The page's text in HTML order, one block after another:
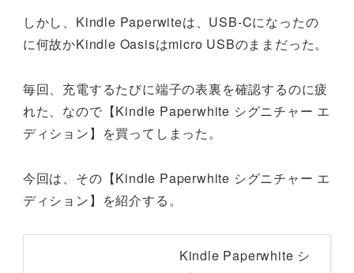
しかし、Kindle Paperwiteは、USB-Cになったの
に何故かKindle Oasisはmicro USBのままだった。
毎回、充電するたびに端子の表裏を確認するのに疲
れた、なので【Kindle Paperwhite シグニチャー エ
ディション】を買ってしまった。
今回は、その【Kindle Paperwhite シグニチャー エ
ディション】を紹介する。
Kindle Paperwhite シ